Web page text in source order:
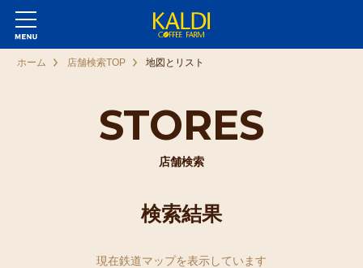
STORES
店舗検索
ホーム 店舗検索TOP 地図とリスト
検索結果
現在鉄道マップを表示しています